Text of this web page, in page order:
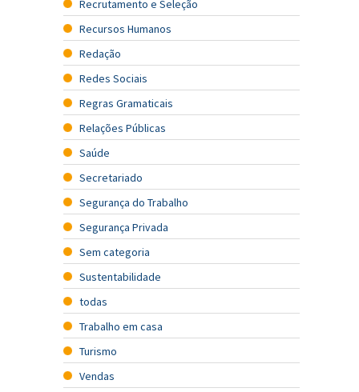
Recrutamento e Seleção
Recursos Humanos
Redação
Redes Sociais
Regras Gramaticais
Relações Públicas
Saúde
Secretariado
Segurança do Trabalho
Segurança Privada
Sem categoria
Sustentabilidade
todas
Trabalho em casa
Turismo
Vendas